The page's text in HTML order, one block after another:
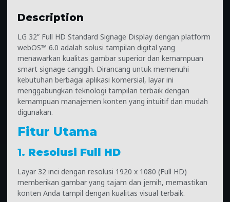
Description
LG 32” Full HD Standard Signage Display dengan platform
webOS™ 6.0 adalah solusi tampilan digital yang
menawarkan kualitas gambar superior dan kemampuan
smart signage canggih. Dirancang untuk memenuhi
kebutuhan berbagai aplikasi komersial, layar ini
menggabungkan teknologi tampilan terbaik dengan
kemampuan manajemen konten yang intuitif dan mudah
digunakan.
Fitur Utama
1. Resolusi Full HD
Layar 32 inci dengan resolusi 1920 x 1080 (Full HD)
memberikan gambar yang tajam dan jernih, memastikan
konten Anda tampil dengan kualitas visual terbaik.